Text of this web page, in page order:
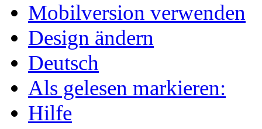
Mobilversion verwenden
Design ändern
Deutsch
Als gelesen markieren:
Hilfe